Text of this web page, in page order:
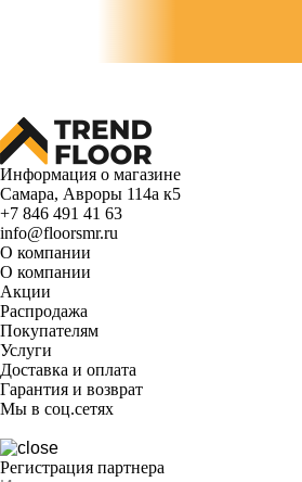
Информация о магазине
Самара, Авроры 114а к5
+7 846 491 41 63
info@floorsmr.ru
О компании
О компании
Акции
Распродажа
Покупателям
Услуги
Доставка и оплата
Гарантия и возврат
Мы в соц.сетях
Регистрация партнера